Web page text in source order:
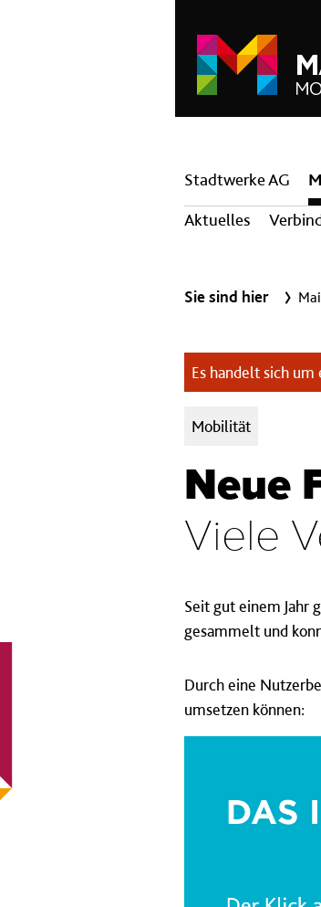
Hauptnavigation
Stadtwerke AG
Aktuelles
Sie sind hier
Es handelt sich
Kategorien:
Mobilität
Neue
Viele
Seit gut einem Jahr
gesammelt und
Durch eine
umsetzen können: